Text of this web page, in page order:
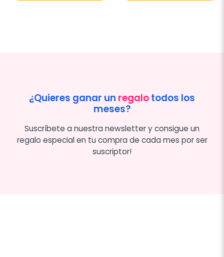
¿Quieres ganar un regalotodos los
meses?
Suscríbete a nuestra newsletter y consigue un
regalo especial en tu compra de cada mes por ser
suscriptor!